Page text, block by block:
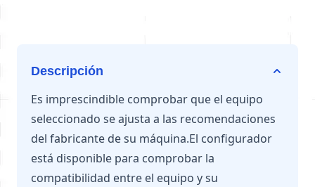
Descripción
Es imprescindible comprobar que el equipo
seleccionado se ajusta a las recomendaciones
del fabricante de su máquina.El configurador
está disponible para comprobar la
compatibilidad entre el equipo y su